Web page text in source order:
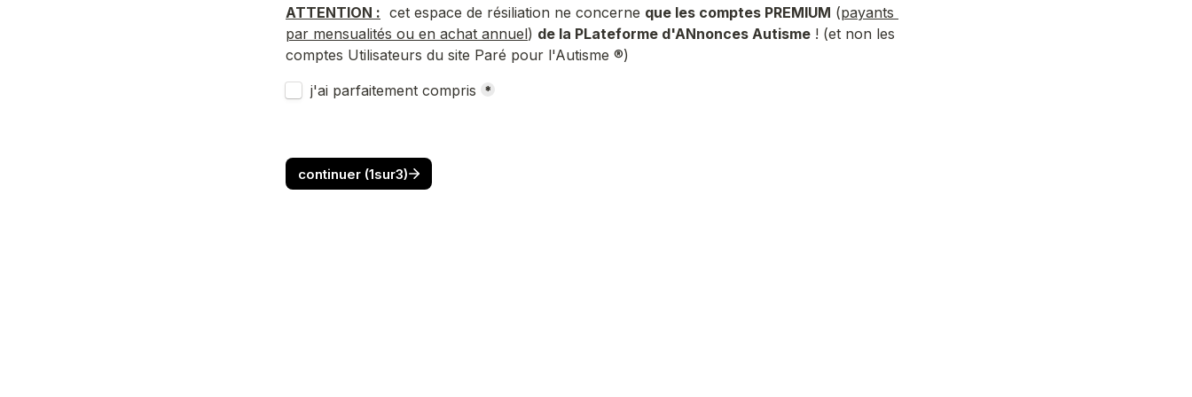
ATTENTION :
  cet espace de résiliation ne concerne
que les comptes PREMIUM (payants
par mensualités ou en achat annuel) de la PLateforme d'ANnonces Autisme ! (et non les
comptes Utilisateurs du site Paré pour l'Autisme ®)
Untitled checkboxes field
j'ai parfaitement compris *
continuer (1sur3)